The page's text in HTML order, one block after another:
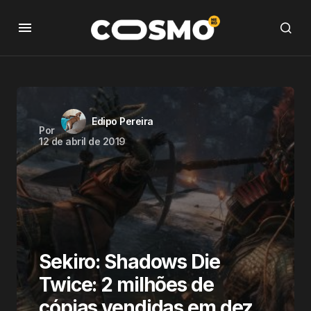
Por
Edipo Pereira
12 de abril de 2019
Sekiro: Shadows Die
Twice: 2 milhões de